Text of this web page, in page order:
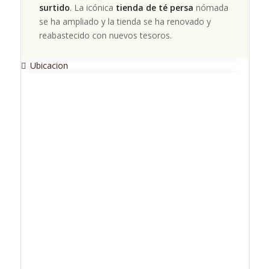
surtido. La icónica tienda de té persa nómada
se ha ampliado y la tienda se ha renovado y
reabastecido con nuevos tesoros.
Ubicacion